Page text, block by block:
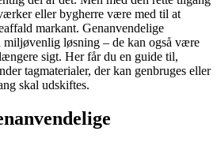
eller bygherre være med til at
markant. Genanvendelige
miljøvenlig løsning – de kan også være
sigt. Her får du en guide til,
tagmaterialer, der kan genbruges eller
skal udskiftes.